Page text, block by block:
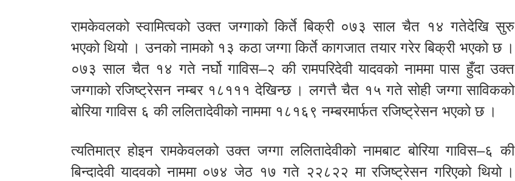
रामकेवलको स्वामित्वको उक्त जग्गाको किर्ते बिक्री ०७३ साल चैत १४ गतेदेखि सुरु
भएको थियो । उनको नामको १३ कठा जग्गा किर्ते कागजात तयार गरेर बिक्री भएको छ ।
०७३ साल चैत १४ गते नर्घो गाविस–२ की रामपरिदेवी यादवको नाममा पास हुँदा उक्त
जग्गाको रजिष्ट्रेसन नम्बर १८१११ देखिन्छ । लगत्तै चैत १५ गते सोही जग्गा साविकको
बोरिया गाविस ६ की ललितादेवीको नाममा १८१६९ नम्बरमार्फत रजिष्ट्रेसन भएको छ ।
त्यतिमात्र होइन रामकेवलको उक्त जग्गा ललितादेवीको नामबाट बोरिया गाविस–६ की
बिन्दादेवी यादवको नाममा ०७४ जेठ १७ गते २२८२२ मा रजिष्ट्रेसन गरिएको थियो ।